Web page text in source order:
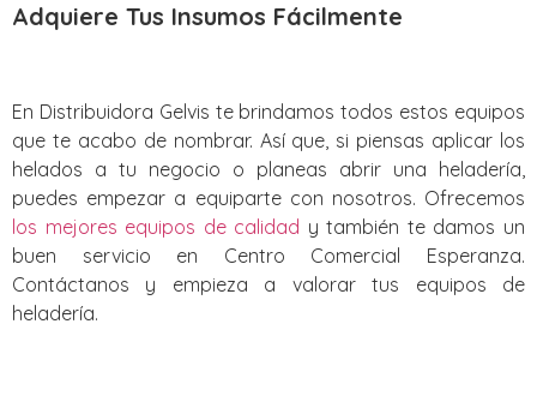
Adquiere Tus Insumos Fácilmente
En Distribuidora Gelvis te brindamos todos estos equipos
que te acabo de nombrar. Así que, si piensas aplicar los
helados a tu negocio o planeas abrir una heladería,
puedes empezar a equiparte con nosotros. Ofrecemos
los mejores equipos de calidad y también te damos un
buen servicio en Centro Comercial Esperanza.
Contáctanos y empieza a valorar tus equipos de
heladería.